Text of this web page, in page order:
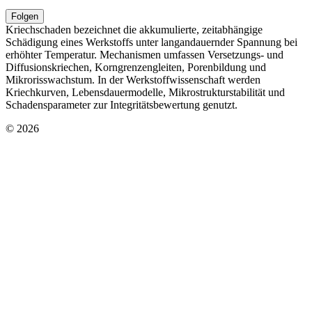
Folgen
Kriechschaden bezeichnet die akkumulierte, zeitabhängige
Schädigung eines Werkstoffs unter langandauernder Spannung bei
erhöhter Temperatur. Mechanismen umfassen Versetzungs- und
Diffusionskriechen, Korngrenzengleiten, Porenbildung und
Mikrorisswachstum. In der Werkstoffwissenschaft werden
Kriechkurven, Lebensdauermodelle, Mikrostrukturstabilität und
Schadensparameter zur Integritätsbewertung genutzt.
© 2026